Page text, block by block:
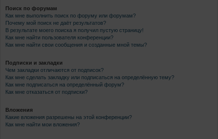
Поиск по форумам
Как мне выполнить поиск по форуму или форумам?
Почему мой поиск не даёт результатов?
В результате моего поиска я получил пустую страницу!
Как мне найти пользователя конференции?
Как мне найти свои сообщения и созданные мной темы?
Подписки и закладки
Чем закладки отличаются от подписок?
Как мне сделать закладку или подписаться на определённую тему?
Как мне подписаться на определённый форум?
Как мне отказаться от подписки?
Вложения
Какие вложения разрешены на этой конференции?
Как мне найти мои вложения?